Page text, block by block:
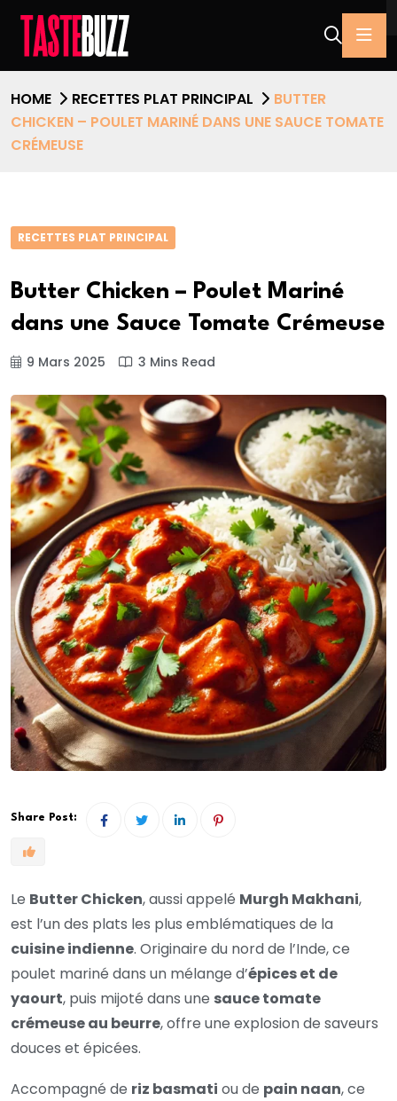
HOME RECETTES PLAT PRINCIPAL
BUTTER
CHICKEN – POULET MARINÉ DANS UNE SAUCE TOMATE
CRÉMEUSE
RECETTES PLAT PRINCIPAL
Butter Chicken – Poulet Mariné
dans une Sauce Tomate Crémeuse
9 Mars 2025 3 Mins Read
Share Post:
Le Butter Chicken, aussi appelé Murgh Makhani,
est l’un des plats les plus emblématiques de la
cuisine indienne. Originaire du nord de l’Inde, ce
poulet mariné dans un mélange d’épices et de
yaourt, puis mijoté dans une sauce tomate
crémeuse au beurre, offre une explosion de saveurs
douces et épicées.
Accompagné de riz basmati ou de pain naan, ce